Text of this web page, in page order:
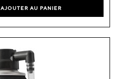
AJOUTER AU PANIER